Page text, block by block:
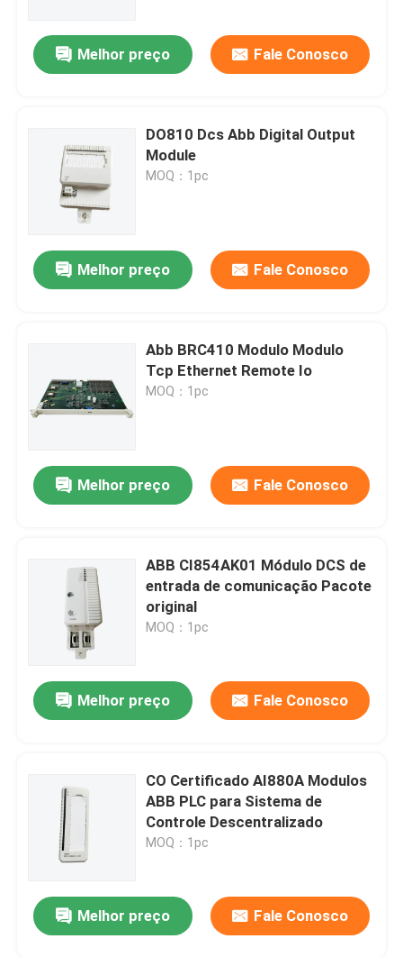
Melhor preço Fale Conosco
DO810 Dcs Abb Digital Output
Module
MOQ：1pc
Melhor preço Fale Conosco
Abb BRC410 Modulo Modulo
Tcp Ethernet Remote Io
MOQ：1pc
Melhor preço Fale Conosco
ABB CI854AK01 Módulo DCS de
entrada de comunicação Pacote
original
MOQ：1pc
Melhor preço Fale Conosco
CO Certificado AI880A Modulos
ABB PLC para Sistema de
Controle Descentralizado
MOQ：1pc
Melhor preço Fale Conosco